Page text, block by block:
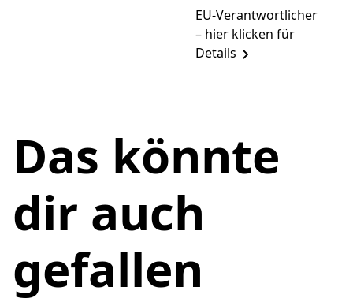
EU-Verantwortlicher
– hier klicken für
Details
Das könnte
dir auch
gefallen